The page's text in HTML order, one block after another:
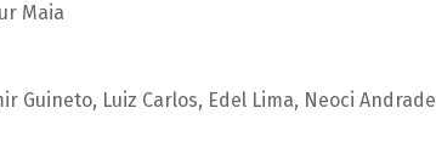
Maia
Guineto, Luiz Carlos, Edel Lima, Neoci Andrade